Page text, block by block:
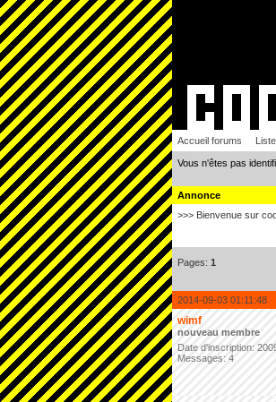
Accueil forums
Vous n'êtes pas
Annonce
>>> Bienvenue sur
Pages: 1
2014-09-03 01:11:48
wimf
nouveau membre
Date d'inscription:
Messages: 4